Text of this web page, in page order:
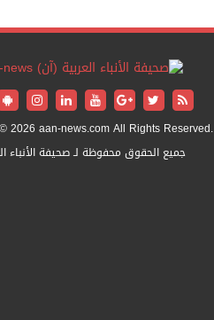
2026 aan-news.com All Rights Reserved.
جميع الحقوق محفوظة لـ صحيفة الأنباء